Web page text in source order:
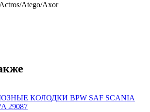
Atego/Axor
КОЛОДКИ BPW SAF SCANIA
29087